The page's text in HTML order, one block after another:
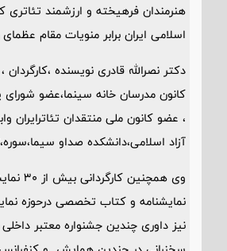
هنرمندان فرهیخته و ارزشمند
اسلامی ایران برابر منویات مقام
دکتر نصرالله قادری نویسنده
کانون مدرسان خانه سینما،عضو
آزاد اسلامی،دانشکده صداو
نمایشنامه و کتاب تخصصی درحوزه
نیز داوری چندین جشنواره معتبر داخلی